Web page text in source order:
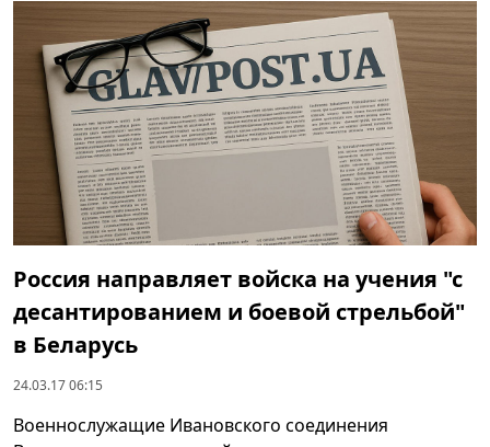
Россия направляет войска на учения "с
десантированием и боевой стрельбой"
в Беларусь
24.03.17 06:15
Военнослужащие Ивановского соединения